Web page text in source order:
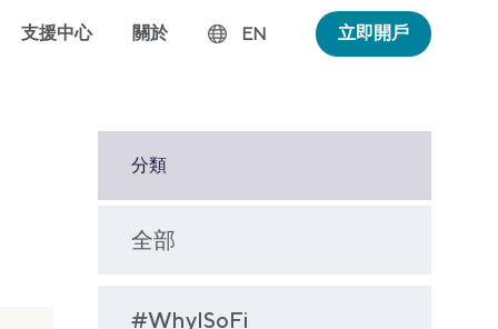
支援中心 關於 EN 立即開戶
分類
全部
#WhyISoFi